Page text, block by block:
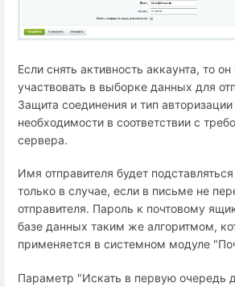
Если снять активность аккаунта, то он
участвовать в выборке данных для
Защита соединения и тип
необходимости в соответствии с
сервера.
Имя отправителя будет
только в случае, если в письме не
отправителя. Пароль к почтовому
базе данных таким же алгоритмом,
применяется в системном модуле
Параметр "Искать в первую очередь